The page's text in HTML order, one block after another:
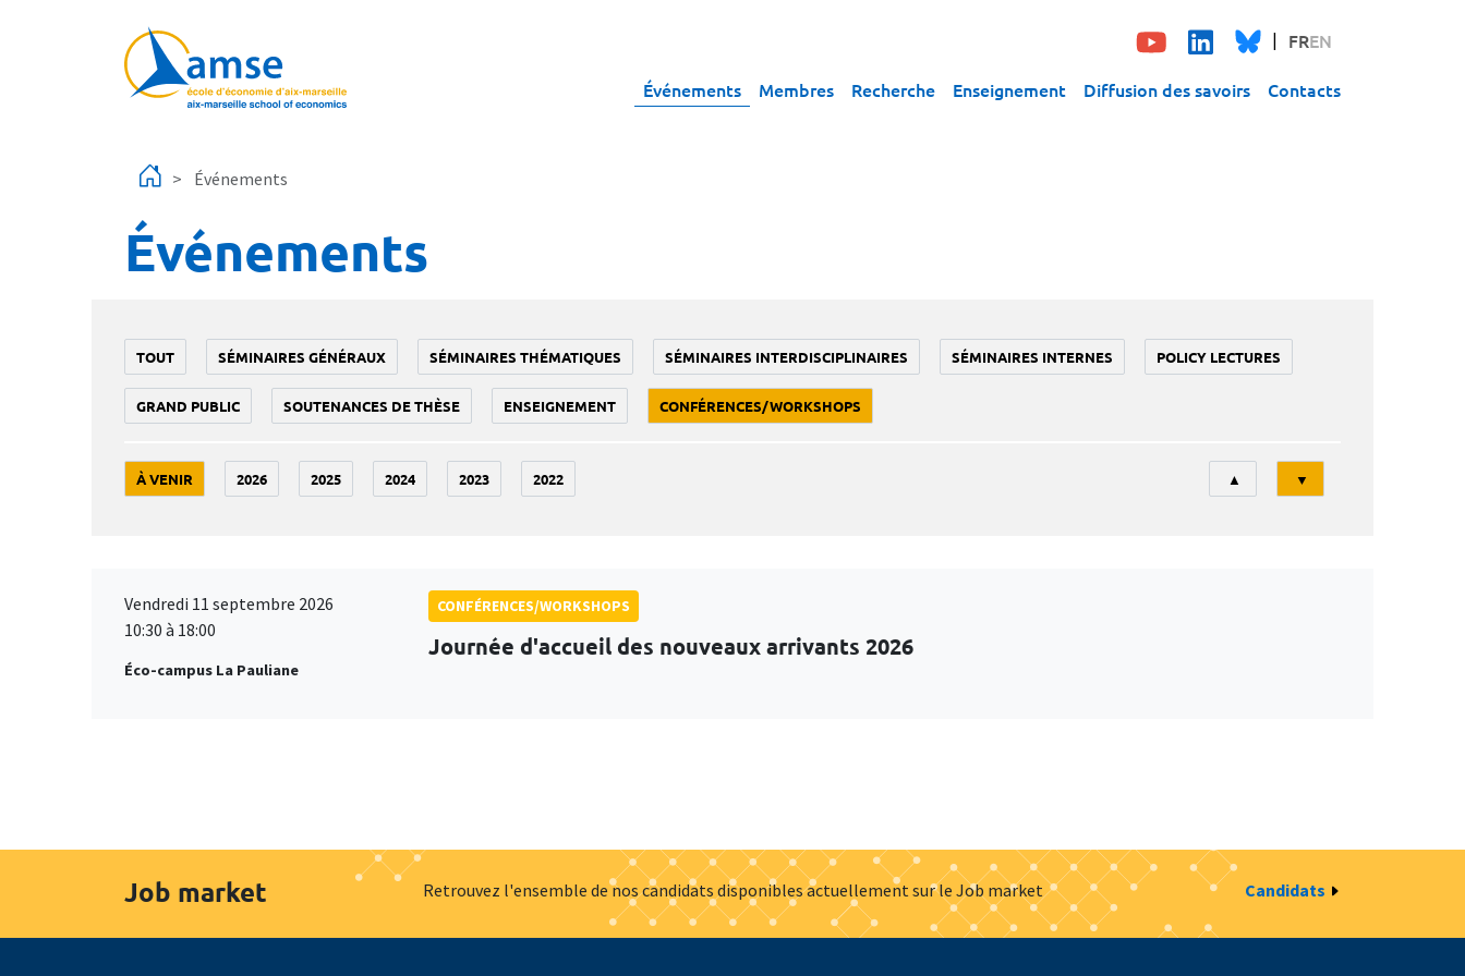
FREN
Événements Membres Recherche Enseignement Diffusion des savoirs Contacts
Événements
Événements
TOUT SÉMINAIRES GÉNÉRAUX SÉMINAIRES THÉMATIQUES SÉMINAIRES INTERDISCIPLINAIRES SÉMINAIRES INTERNES POLICY LECTURES
GRAND PUBLIC SOUTENANCES DE THÈSE ENSEIGNEMENT CONFÉRENCES/WORKSHOPS
À VENIR 2026 2025 2024 2023 2022
Tri
▲ ▼
Vendredi 11 septembre 2026
10:30 à 18:00
Éco-campus La Pauliane
CONFÉRENCES/WORKSHOPS
Journée d'accueil des nouveaux arrivants 2026
Job market Retrouvez l'ensemble de nos candidats disponibles actuellement sur le Job market Candidats